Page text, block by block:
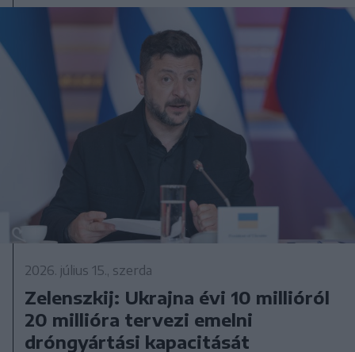
2026. július 15., szerda
Zelenszkij: Ukrajna évi 10 millióról
20 millióra tervezi emelni
dróngyártási kapacitását